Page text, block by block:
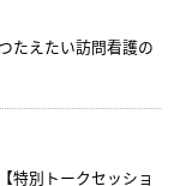
たえたい訪問看護の
特別トークセッショ